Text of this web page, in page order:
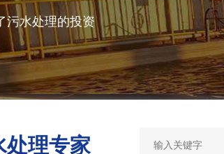
污水处理的投资
理专家